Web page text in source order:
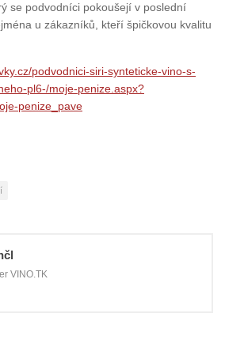
se podvodníci pokoušejí v poslední
u zákazníků, kteří špičkovou kvalitu
podvodnici-siri-synteticke-vino-s-
pl6-/moje-penize.aspx?
penize_pave
VINO.TK